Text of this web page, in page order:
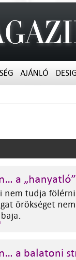
AJÁNLÓ
a
nem tudja
örökséget
a balatoni